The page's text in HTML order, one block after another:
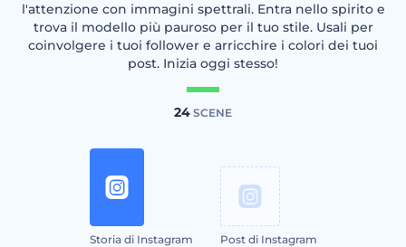
l'attenzione con immagini spettrali. Entra nello spirito e
trova il modello più pauroso per il tuo stile. Usali per
coinvolgere i tuoi follower e arricchire i colori dei tuoi
post. Inizia oggi stesso!
24 SCENE
Storia di Instagram
Post di Instagram